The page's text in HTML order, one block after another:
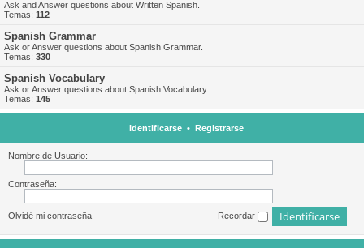
Ask and Answer questions about Written Spanish.
Temas: 112
Spanish Grammar
Ask or Answer questions about Spanish Grammar.
Temas: 330
Spanish Vocabulary
Ask or Answer questions about Spanish Vocabulary.
Temas: 145
Identificarse• Registrarse
Nombre de Usuario:
Contraseña:
Olvidé mi contraseña Recordar